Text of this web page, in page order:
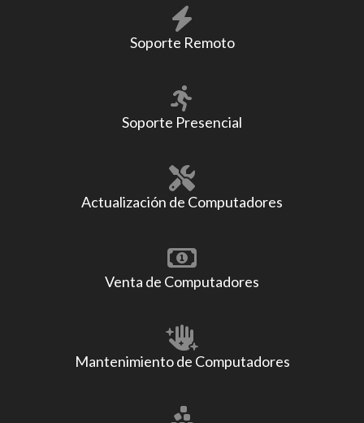
Soporte Remoto
Soporte Presencial
Actualización de Computadores
Venta de Computadores
Mantenimiento de Computadores